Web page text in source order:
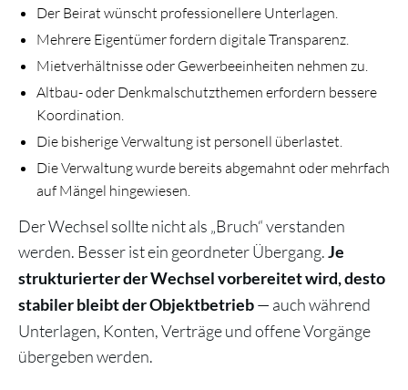
Der Beirat wünscht professionellere Unterlagen.
Mehrere Eigentümer fordern digitale Transparenz.
Mietverhältnisse oder Gewerbeeinheiten nehmen zu.
Altbau- oder Denkmalschutzthemen erfordern bessere
Koordination.
Die bisherige Verwaltung ist personell überlastet.
Die Verwaltung wurde bereits abgemahnt oder mehrfach
auf Mängel hingewiesen.
Der Wechsel sollte nicht als „Bruch“ verstanden
werden. Besser ist ein geordneter Übergang.Je
strukturierter der Wechsel vorbereitet wird, desto
stabiler bleibt der Objektbetrieb— auch während
Unterlagen, Konten, Verträge und offene Vorgänge
übergeben werden.